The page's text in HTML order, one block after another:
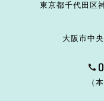
東京都千代田区
大阪市中
（